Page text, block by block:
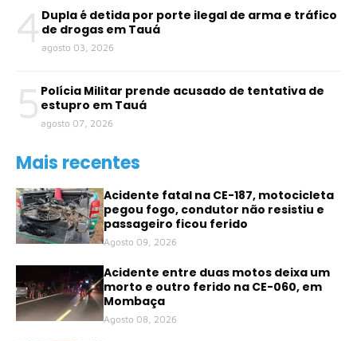
4 Dupla é detida por porte ilegal de arma e tráfico
de drogas em Tauá
agosto 03, 2026
5 Polícia Militar prende acusado de tentativa de
estupro em Tauá
agosto 07, 2026
Mais recentes
Acidente fatal na CE-187, motocicleta
pegou fogo, condutor não resistiu e
passageiro ficou ferido
Agosto 09, 2026
Acidente entre duas motos deixa um
morto e outro ferido na CE-060, em
Mombaça
Agosto 08, 2026